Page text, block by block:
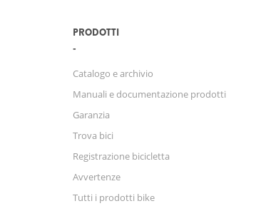
PRODOTTI
Catalogo e archivio
Manuali e documentazione prodotti
Garanzia
Trova bici
Registrazione bicicletta
Avvertenze
Tutti i prodotti bike